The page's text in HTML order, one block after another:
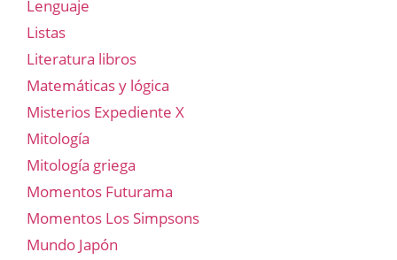
Lenguaje
Listas
Literatura libros
Matemáticas y lógica
Misterios Expediente X
Mitología
Mitología griega
Momentos Futurama
Momentos Los Simpsons
Mundo Japón